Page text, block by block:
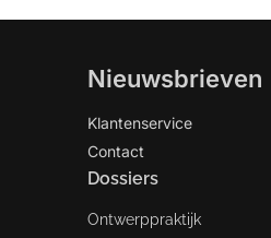
Nieuwsbrieven
Klantenservice
Contact
Dossiers
Ontwerppraktijk